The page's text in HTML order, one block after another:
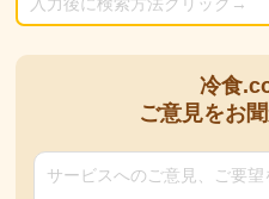
冷食
ご意見をお